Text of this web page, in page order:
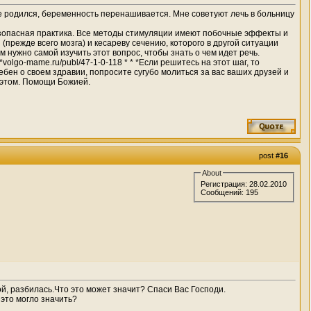
беременность перенашивается. Мне советуют лечь в больницу
практика. Все методы стимуляции имеют побочные эффекты и
всего мозга) и кесареву сечению, которого в другой ситуации
самой изучить этот вопрос, чтобы знать о чем идет речь.
mame.ru/publ/47-1-0-118 * * *Если решитесь на этот шаг, то
о своем здравии, попросите сугубо молиться за вас ваших друзей и
этом. Помощи Божией.
post#16
About
Регистрация: 28.02.2010
Сообщений: 195
разбилась.Что это может значит? Спаси Вас Господи.
могло значить?